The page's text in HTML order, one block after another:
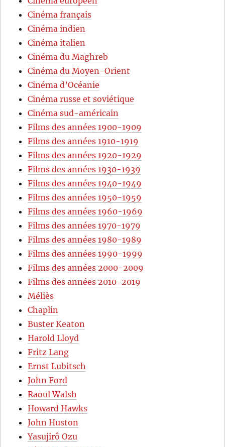
Cinéma français
Cinéma indien
Cinéma italien
Cinéma du Maghreb
Cinéma du Moyen-Orient
Cinéma d’Océanie
Cinéma russe et soviétique
Cinéma sud-américain
Films des années 1900-1909
Films des années 1910-1919
Films des années 1920-1929
Films des années 1930-1939
Films des années 1940-1949
Films des années 1950-1959
Films des années 1960-1969
Films des années 1970-1979
Films des années 1980-1989
Films des années 1990-1999
Films des années 2000-2009
Films des années 2010-2019
Méliès
Chaplin
Buster Keaton
Harold Lloyd
Fritz Lang
Ernst Lubitsch
John Ford
Raoul Walsh
Howard Hawks
John Huston
Yasujirô Ozu